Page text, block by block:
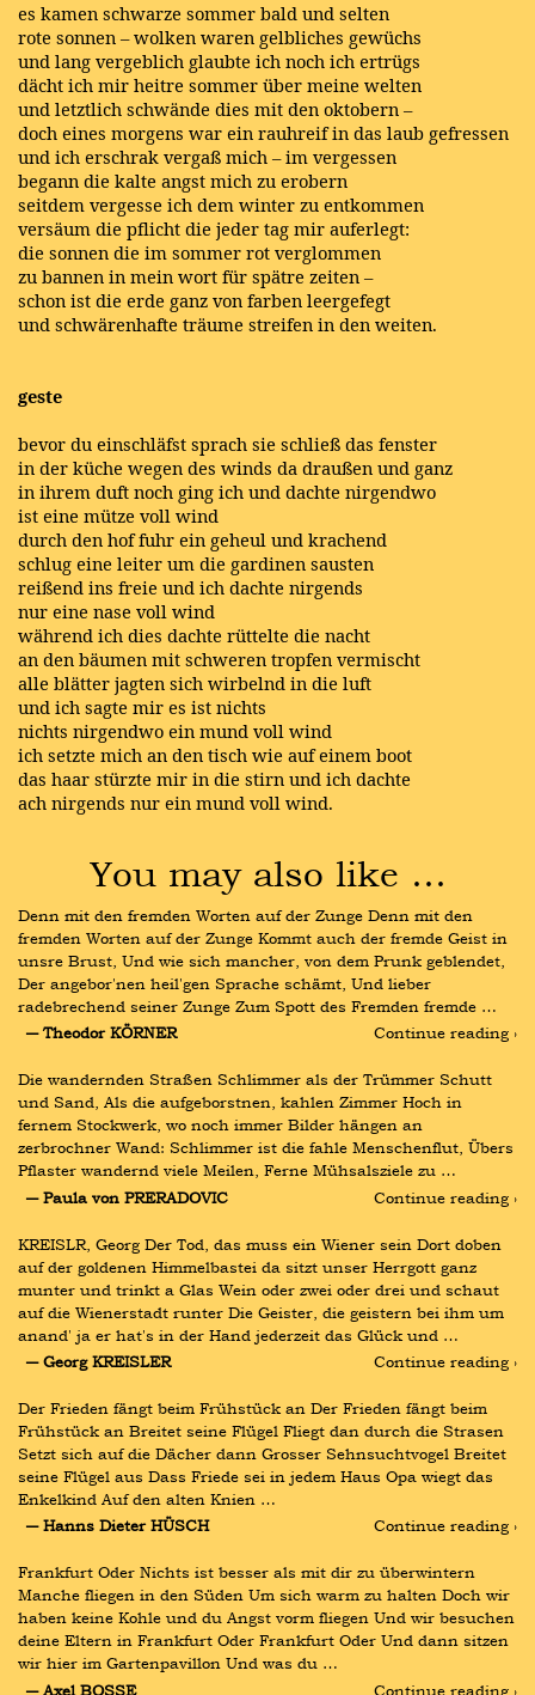
es kamen schwarze sommer bald und selten
rote sonnen – wolken waren gelbliches gewüchs
und lang vergeblich glaubte ich noch ich ertrügs
dächt ich mir heitre sommer über meine welten
und letztlich schwände dies mit den oktobern –
doch eines morgens war ein rauhreif in das laub gefressen
und ich erschrak vergaß mich – im vergessen
begann die kalte angst mich zu erobern
seitdem vergesse ich dem winter zu entkommen
versäum die pflicht die jeder tag mir auferlegt:
die sonnen die im sommer rot verglommen
zu bannen in mein wort für spätre zeiten –
schon ist die erde ganz von farben leergefegt
und schwärenhafte träume streifen in den weiten.
geste
bevor du einschläfst sprach sie schließ das fenster
in der küche wegen des winds da draußen und ganz
in ihrem duft noch ging ich und dachte nirgendwo
ist eine mütze voll wind
durch den hof fuhr ein geheul und krachend
schlug eine leiter um die gardinen sausten
reißend ins freie und ich dachte nirgends
nur eine nase voll wind
während ich dies dachte rüttelte die nacht
an den bäumen mit schweren tropfen vermischt
alle blätter jagten sich wirbelnd in die luft
und ich sagte mir es ist nichts
nichts nirgendwo ein mund voll wind
ich setzte mich an den tisch wie auf einem boot
das haar stürzte mir in die stirn und ich dachte
ach nirgends nur ein mund voll wind.
You may also like …
Denn mit den fremden Worten auf der Zunge Denn mit den
fremden Worten auf der Zunge Kommt auch der fremde Geist in
unsre Brust, Und wie sich mancher, von dem Prunk geblendet,
Der angebor'nen heil'gen Sprache schämt, Und lieber
radebrechend seiner Zunge Zum Spott des Fremden fremde …
― Theodor KÖRNER
Continue reading ›
Die wandernden Straßen Schlimmer als der Trümmer Schutt
und Sand, Als die aufgeborstnen, kahlen Zimmer Hoch in
fernem Stockwerk, wo noch immer Bilder hängen an
zerbrochner Wand: Schlimmer ist die fahle Menschenflut, Übers
Pflaster wandernd viele Meilen, Ferne Mühsalsziele zu …
― Paula von PRERADOVIC
Continue reading ›
KREISLR, Georg Der Tod, das muss ein Wiener sein Dort doben
auf der goldenen Himmelbastei da sitzt unser Herrgott ganz
munter und trinkt a Glas Wein oder zwei oder drei und schaut
auf die Wienerstadt runter Die Geister, die geistern bei ihm um
anand' ja er hat's in der Hand jederzeit das Glück und …
― Georg KREISLER
Continue reading ›
Der Frieden fängt beim Frühstück an Der Frieden fängt beim
Frühstück an Breitet seine Flügel Fliegt dan durch die Strasen
Setzt sich auf die Dächer dann Grosser Sehnsuchtvogel Breitet
seine Flügel aus Dass Friede sei in jedem Haus Opa wiegt das
Enkelkind Auf den alten Knien …
― Hanns Dieter HÜSCH
Continue reading ›
Frankfurt Oder Nichts ist besser als mit dir zu überwintern
Manche fliegen in den Süden Um sich warm zu halten Doch wir
haben keine Kohle und du Angst vorm fliegen Und wir besuchen
deine Eltern in Frankfurt Oder Frankfurt Oder Und dann sitzen
wir hier im Gartenpavillon Und was du …
― Axel BOSSE
Continue reading ›